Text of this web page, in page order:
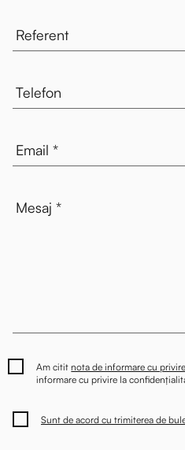
Am cititnota de informare cu
informare cu privire la
Sunt de acord cu trimiterea de